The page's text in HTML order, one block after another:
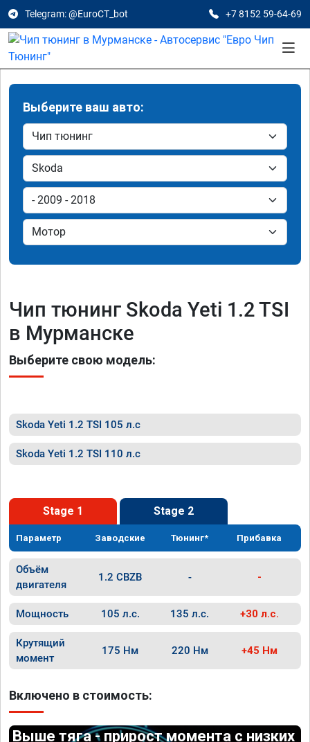
Telegram: @EuroCT_bot +7 8152 59-64-69
Выберите ваш авто:
Чип тюнинг Skoda Yeti 1.2 TSI
в Мурманске
Выберите свою модель:
Skoda Yeti 1.2 TSI 105 л.с
Skoda Yeti 1.2 TSI 110 л.с
Stage 1 Stage 2
Параметр Заводские Тюнинг* Прибавка
Объём
двигателя
1.2 CBZB - -
Мощность 105 л.с. 135 л.с. +30 л.с.
Крутящий
момент
175 Нм 220 Нм +45 Нм
Включено в стоимость:
Выше тяга - прирост момента с низких